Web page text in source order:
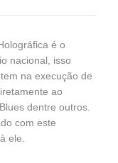
é o
nacional, isso
na execução de
ao
dentre outros.
com este
ele.